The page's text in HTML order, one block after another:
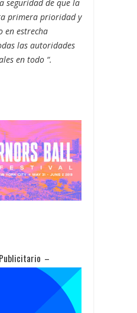
seguridad de que la
primera prioridad y
en estrecha
las autoridades
en todo “.
–